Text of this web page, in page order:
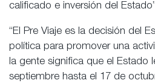
calificado e inversión del
“El Pre Viaje es la decisión del
política para promover una
la gente significa que el Estado
septiembre hasta el 17 de